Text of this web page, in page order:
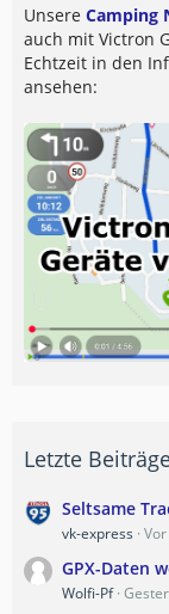
Unsere Camping
auch mit Victron
Echtzeit in den
ansehen:
Letzte
Seltsame
vk-express
GPX-Daten
Wolfi-Pf